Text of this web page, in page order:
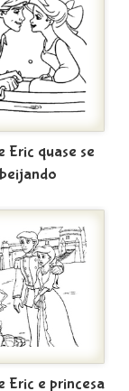
Eric quase se
beijando
Eric e princesa